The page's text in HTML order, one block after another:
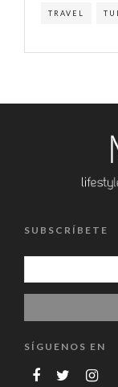
TRAVEL
SUBSCRÍBETE
SÍGUENOS EN